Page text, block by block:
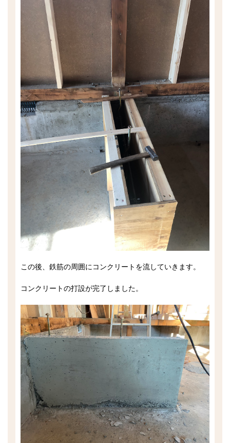
この後、鉄筋の周囲にコンクリートを流していきます。
コンクリートの打設が完了しました。